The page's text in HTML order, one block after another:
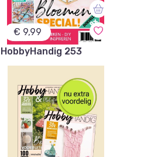
€ 9,99
HobbyHandig 253